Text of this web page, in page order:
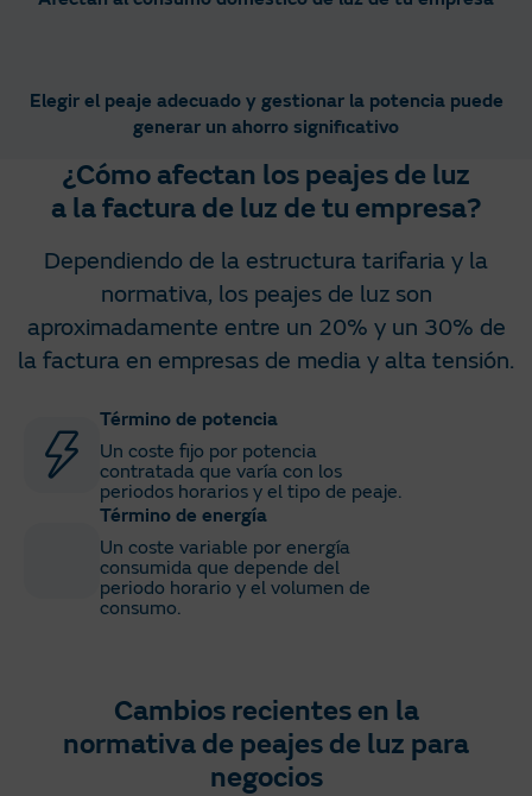
Elegir el peaje adecuado y gestionar la potencia puede
generar un ahorro significativo
¿Cómo afectan los peajes de luz
a la factura de luz de tu empresa?​
Dependiendo de la estructura tarifaria y la
normativa, los peajes de luz son
aproximadamente entre un 20% y un 30% de
la factura en empresas de media y alta tensión.
Término de potencia
Un coste fijo por potencia
contratada que varía con los
periodos horarios y el tipo de peaje.​
Término de energía
Un coste variable por energía
consumida que depende del
periodo horario y el volumen de
consumo.​
Cambios recientes en la
normativa de peajes de luz para
negocios​